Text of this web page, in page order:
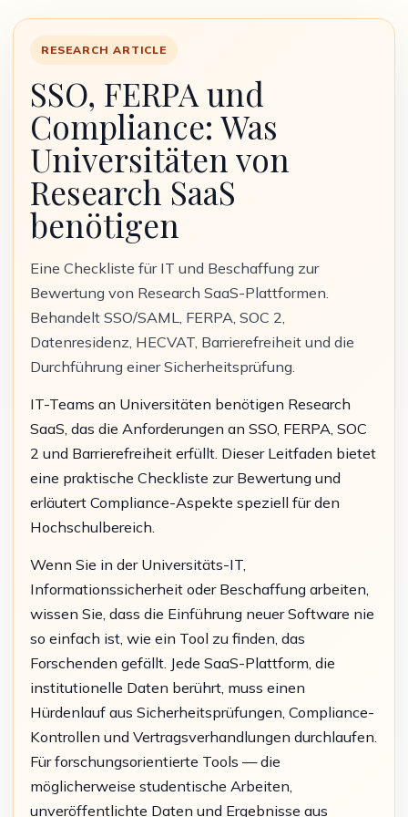
RESEARCH ARTICLE
SSO, FERPA und
Compliance: Was
Universitäten von
Research SaaS
benötigen
Eine Checkliste für IT und Beschaffung zur
Bewertung von Research SaaS-Plattformen.
Behandelt SSO/SAML, FERPA, SOC 2,
Datenresidenz, HECVAT, Barrierefreiheit und die
Durchführung einer Sicherheitsprüfung.
IT-Teams an Universitäten benötigen Research
SaaS, das die Anforderungen an SSO, FERPA, SOC
2 und Barrierefreiheit erfüllt. Dieser Leitfaden bietet
eine praktische Checkliste zur Bewertung und
erläutert Compliance-Aspekte speziell für den
Hochschulbereich.
Wenn Sie in der Universitäts-IT,
Informationssicherheit oder Beschaffung arbeiten,
wissen Sie, dass die Einführung neuer Software nie
so einfach ist, wie ein Tool zu finden, das
Forschenden gefällt. Jede SaaS-Plattform, die
institutionelle Daten berührt, muss einen
Hürdenlauf aus Sicherheitsprüfungen, Compliance-
Kontrollen und Vertragsverhandlungen durchlaufen.
Für forschungsorientierte Tools — die
möglicherweise studentische Arbeiten,
unveröffentlichte Daten und Ergebnisse aus